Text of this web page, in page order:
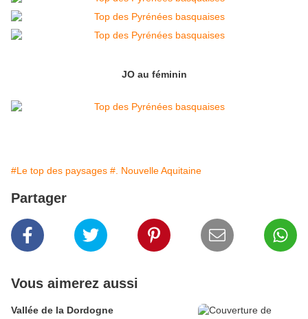
JO au féminin
#Le top des paysages #. Nouvelle Aquitaine
Partager
Vous aimerez aussi
Vallée de la Dordogne